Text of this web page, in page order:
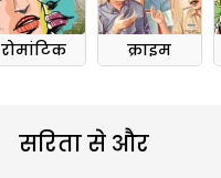
रोमांटिक क्राइम
सरिता से और